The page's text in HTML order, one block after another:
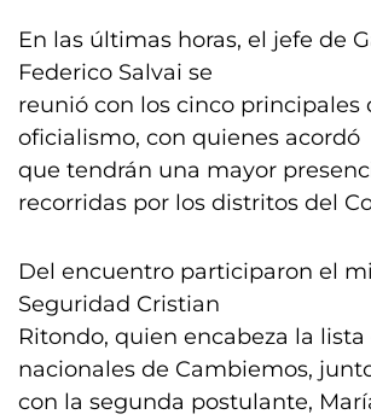
En las últimas horas, el jefe de
Federico Salvai se
reunió con los cinco principales
oficialismo, con quienes acordó
que tendrán una mayor
recorridas por los distritos del
Del encuentro participaron el
Seguridad Cristian
Ritondo, quien encabeza la
nacionales de Cambiemos,
con la segunda postulante,